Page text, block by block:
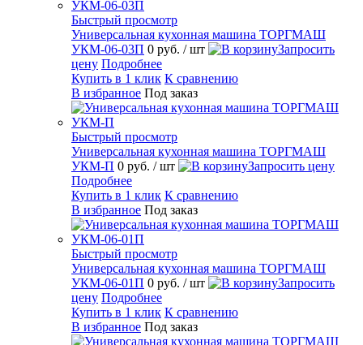
Быстрый просмотр
Универсальная кухонная машина ТОРГМАШ
УКМ-06-03П 0 руб. / шт
Запросить
цену Подробнее
Купить в 1 клик К сравнению
В избранное Под заказ
Быстрый просмотр
Универсальная кухонная машина ТОРГМАШ
УКМ-П 0 руб. / шт
Запросить цену
Подробнее
Купить в 1 клик К сравнению
В избранное Под заказ
Быстрый просмотр
Универсальная кухонная машина ТОРГМАШ
УКМ-06-01П 0 руб. / шт
Запросить
цену Подробнее
Купить в 1 клик К сравнению
В избранное Под заказ